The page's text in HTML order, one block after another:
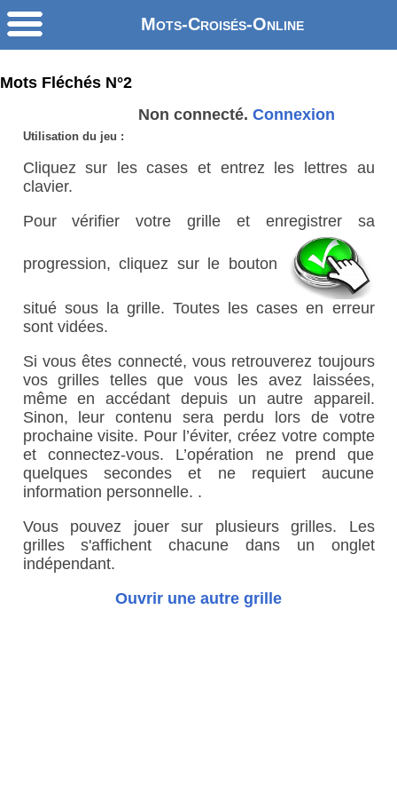
Mots-Croisés-Online
Mots Fléchés N°2
Non connecté. Connexion
Utilisation du jeu :
Cliquez sur les cases et entrez les lettres au
clavier.
Pour vérifier votre grille et enregistrer sa
progression, cliquez sur le bouton
situé sous la grille. Toutes les cases en erreur
sont vidées.
Si vous êtes connecté, vous retrouverez toujours
vos grilles telles que vous les avez laissées,
même en accédant depuis un autre appareil.
Sinon, leur contenu sera perdu lors de votre
prochaine visite. Pour l’éviter, créez votre compte
et connectez-vous. L’opération ne prend que
quelques secondes et ne requiert aucune
information personnelle. .
Vous pouvez jouer sur plusieurs grilles. Les
grilles s'affichent chacune dans un onglet
indépendant.
Ouvrir une autre grille